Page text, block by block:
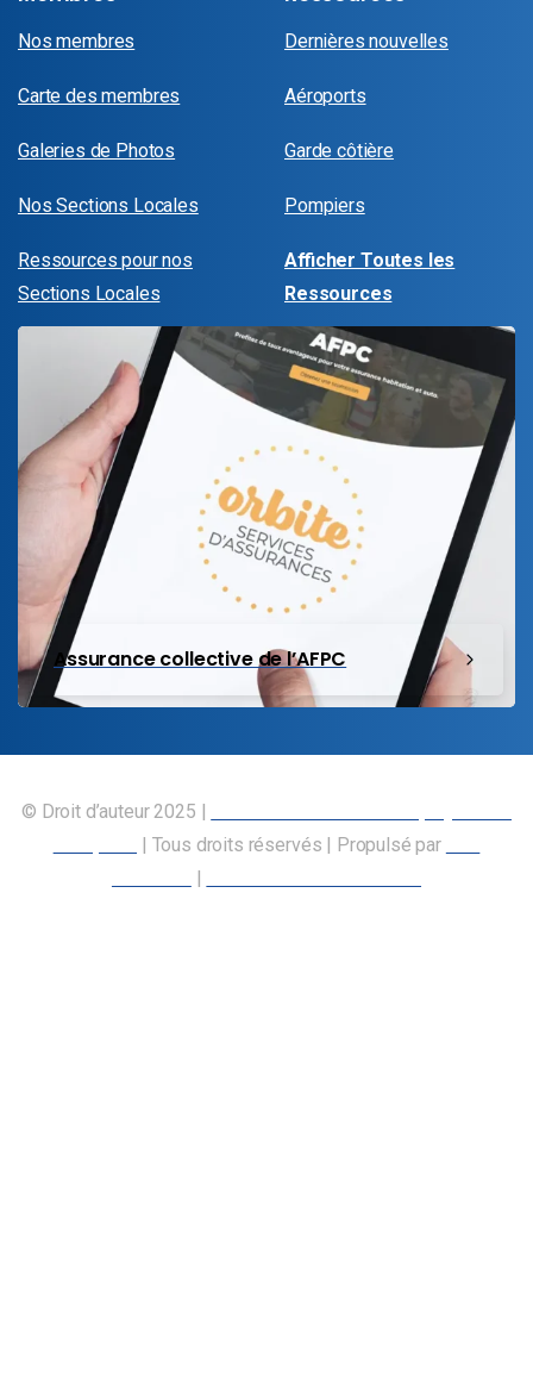
Nos membres
Carte des membres
Galeries de Photos
Nos Sections Locales
Ressources pour nos
Sections Locales
Dernières nouvelles
Aéroports
Garde côtière
Pompiers
Afficher Toutes les
Ressources
Assurance collective de l’AFPC
© Droit d’auteur 2025 |
| Tous droits réservés | Propulsé par
|